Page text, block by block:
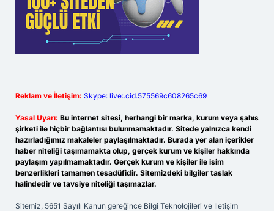
Reklam ve İletişim: Skype: live:.cid.575569c608265c69
Yasal Uyarı: Bu internet sitesi, herhangi bir marka, kurum veya şahıs
şirketi ile hiçbir bağlantısı bulunmamaktadır. Sitede yalnızca kendi
hazırladığımız makaleler paylaşılmaktadır. Burada yer alan içerikler
haber niteliği taşımamakta olup, gerçek kurum ve kişiler hakkında
paylaşım yapılmamaktadır. Gerçek kurum ve kişiler ile isim
benzerlikleri tamamen tesadüfidir. Sitemizdeki bilgiler taslak
halindedir ve tavsiye niteliği taşımazlar.
Sitemiz, 5651 Sayılı Kanun gereğince Bilgi Teknolojileri ve İletişim